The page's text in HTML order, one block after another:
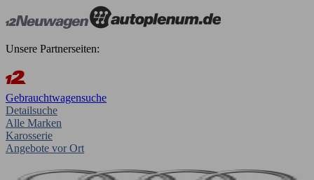
Unsere Partnerseiten:
Gebrauchtwagensuche
Detailsuche
Alle Marken
Karosserie
Angebote vor Ort